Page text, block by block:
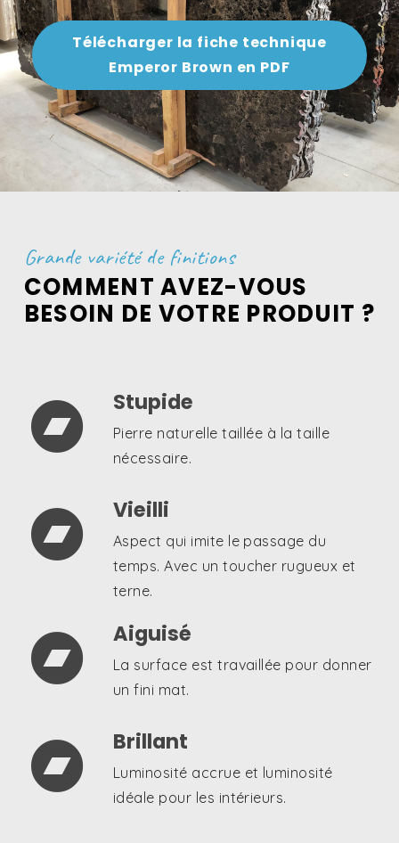
Télécharger la fiche technique
Emperor Brown en PDF
Grande variété de finitions
COMMENT AVEZ-VOUS
BESOIN DE VOTRE PRODUIT ?
 Stupide
Pierre naturelle taillée à la taille
nécessaire.
 Vieilli
Aspect qui imite le passage du
temps. Avec un toucher rugueux et
terne.
 Aiguisé
La surface est travaillée pour donner
un fini mat.
 Brillant
Luminosité accrue et luminosité
idéale pour les intérieurs.